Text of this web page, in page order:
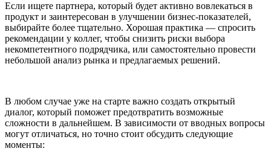
Если ищете партнера, который будет активно вовлекаться в
продукт и заинтересован в улучшении бизнес-показателей,
выбирайте более тщательно. Хорошая практика — спросить
рекомендации у коллег, чтобы снизить риски выбора
некомпетентного подрядчика, или самостоятельно провести
небольшой анализ рынка и предлагаемых решений.
В любом случае уже на старте важно создать открытый
диалог, который поможет предотвратить возможные
сложности в дальнейшем. В зависимости от вводных вопросы
могут отличаться, но точно стоит обсудить следующие
моменты: